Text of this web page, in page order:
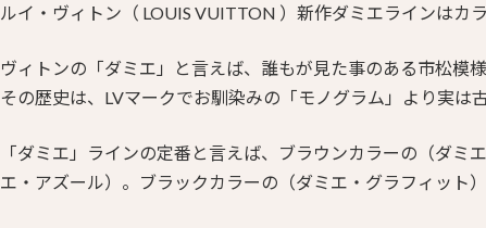
ルイ・ヴィトン（ LOUIS VUITTON ）新作ダミエラインはカ
ヴィトンの「ダミエ」と言えば、誰もが見た事のある市松模
その歴史は、LVマークでお馴染みの「モノグラム」より実は
「ダミエ」ラインの定番と言えば、ブラウンカラーの（ダミ
エ・アズール）。ブラックカラーの（ダミエ・グラフィット）